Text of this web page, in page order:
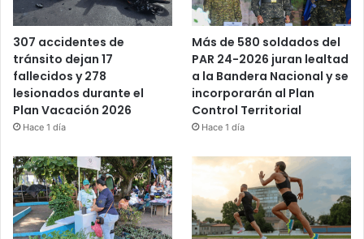
307 accidentes de
tránsito dejan 17
fallecidos y 278
lesionados durante el
Plan Vacación 2026
Hace 1 día
Más de 580 soldados del
PAR 24-2026 juran lealtad
a la Bandera Nacional y se
incorporarán al Plan
Control Territorial
Hace 1 día